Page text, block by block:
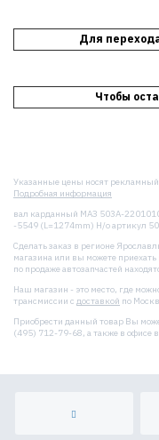
Для
Чтобы
Указанные цены носят рекламный
Подробная информация
вал карданный МАЗ 503А-
-5549 (L=1274mm) Н/о артикул
Сделать заказ в регионе
магазина или вы можете
по продаже автозапчастей
Наш магазин - это место, где
трансмиссии с доставкой по
Приобрести данный товар Вы
(495) 712-79-68, а также в